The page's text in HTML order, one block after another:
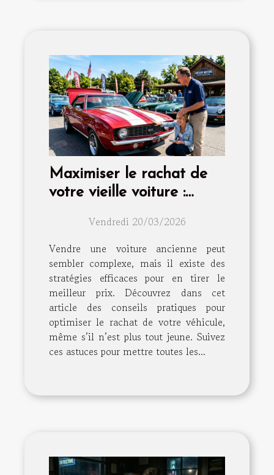
Maximiser le rachat de
votre vieille voiture :
Vendredi 20/03/2026
Vendre une voiture ancienne peut
sembler complexe, mais il existe des
stratégies efficaces pour en tirer le
meilleur prix. Découvrez dans cet
article des conseils pratiques pour
optimiser le rachat de votre véhicule,
même s’il n’est plus tout jeune. Suivez
ces astuces pour mettre toutes les...